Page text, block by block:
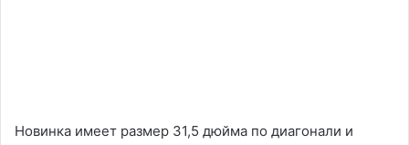
Новинка имеет размер 31,5 дюйма по диагонали и